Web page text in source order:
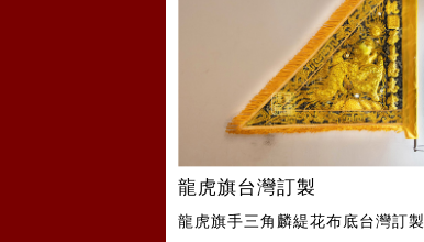
龍虎旗台灣訂製
龍虎旗手三角麟緹花布底台灣訂製